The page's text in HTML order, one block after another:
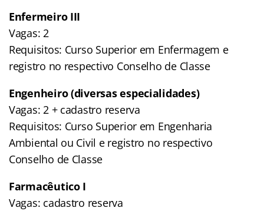
Enfermeiro III
Vagas: 2
Requisitos: Curso Superior em Enfermagem e
registro no respectivo Conselho de Classe
Engenheiro (diversas especialidades)
Vagas: 2 + cadastro reserva
Requisitos: Curso Superior em Engenharia
Ambiental ou Civil e registro no respectivo
Conselho de Classe
Farmacêutico I
Vagas: cadastro reserva